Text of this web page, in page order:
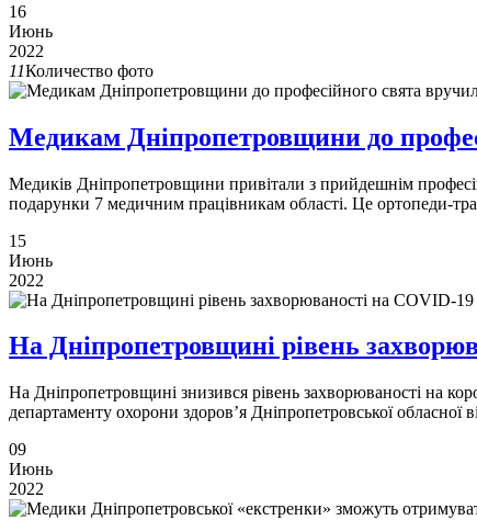
16
Июнь
2022
11Количество фото
Медикам Дніпропетровщини до
Медиків Дніпропетровщини привітали з прийдешнім
подарунки 7 медичним працівникам області. Це ортопеди-
15
Июнь
2022
На Дніпропетровщині рівень
На Дніпропетровщині знизився рівень захворюваності на
департаменту охорони здоров’я Дніпропетровської обласної
09
Июнь
2022